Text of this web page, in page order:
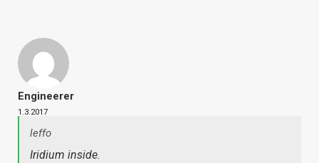
Engineerer
1.3.2017
leffo
Iridium inside.